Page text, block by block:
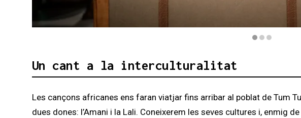
Un cant a la interculturalitat
Les cançons africanes ens faran viatjar fins arribar al poblat de Tum
dues dones: l’Amani i la Lali. Coneixerem les seves cultures i, enmig